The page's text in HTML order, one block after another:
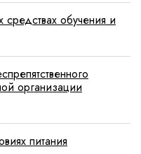
обучения и
организации
питания